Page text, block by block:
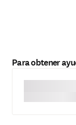
Para obtener